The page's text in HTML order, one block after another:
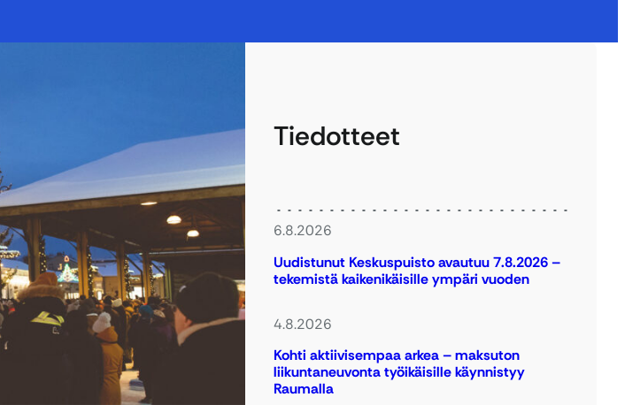
Tiedotteet
6.8.2026
Uudistunut Keskuspuisto avautuu 7.8.2026 –
tekemistä kaikenikäisille ympäri vuoden
4.8.2026
Kohti aktiivisempaa arkea – maksuton
liikuntaneuvonta työikäisille käynnistyy
Raumalla